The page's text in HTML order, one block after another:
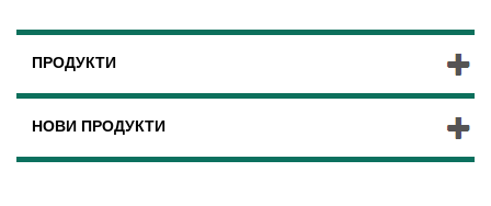
ПРОДУКТИ
НОВИ ПРОДУКТИ